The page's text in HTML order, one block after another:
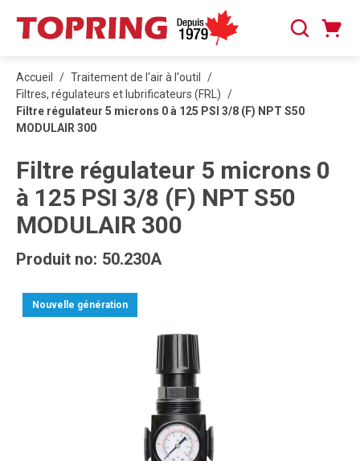
PASSER AU CONTENU PRINCIPAL
Recherche
Accueil / Traitement de l'air à l'outil
/
Filtres, régulateurs et lubrificateurs (FRL) /
Filtre régulateur 5 microns 0 à 125 PSI 3/8 (F) NPT S50
MODULAIR 300
Filtre régulateur 5 microns 0
à 125 PSI 3/8 (F) NPT S50
MODULAIR 300
Produit no: 50.230A
Nouvelle génération